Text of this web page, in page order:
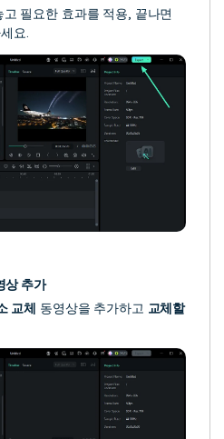
필요한 효과를 적용, 끝나면
요.
상 추가
교체 동영상을 추가하고 교체할